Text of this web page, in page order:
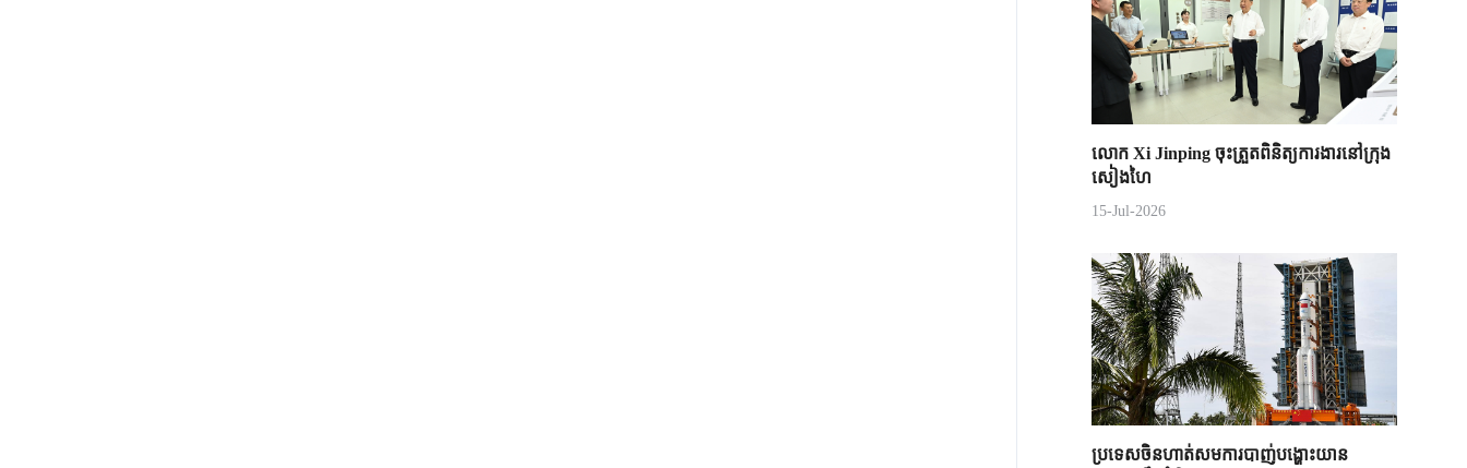
លោក Xi Jinping ចុះត្រួតពិនិត្យការងារនៅក្រុង
សៀងហៃ
15-Jul-2026
ប្រទេសចិនហាត់សមការបាញ់បង្ហោះយាន